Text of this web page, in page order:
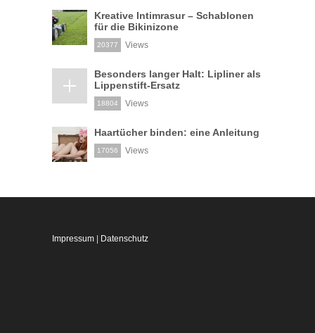
Kreative Intimrasur – Schablonen
für die Bikinizone
20377 Views
Besonders langer Halt: Lipliner als
Lippenstift-Ersatz
18804 Views
Haartücher binden: eine Anleitung
17056 Views
Impressum | Datenschutz